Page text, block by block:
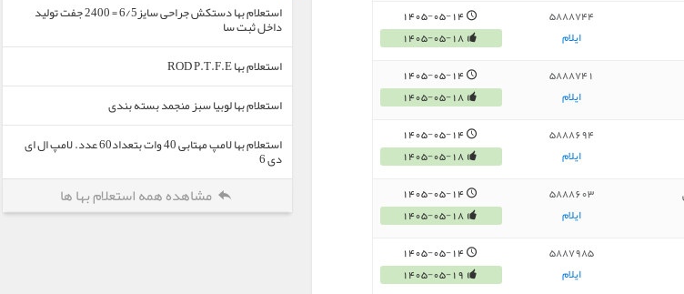
5888744
ایلام
1405-05-14
1405-05-18
5888741
ایلام
1405-05-14
1405-05-18
5888694
ایلام
1405-05-14
1405-05-18
5888603
ایلام
1405-05-14
1405-05-18
5887985
ایلام
1405-05-14
1405-05-19
استعلام بها دستکش جراحی سایز6/5 = 2400 جفت تولید
داخل ثبت سا
استعلام بها ROD P.T.F.E
استعلام بها لوبیا سبز منجمد بسته بندی
استعلام بها لامپ مهتابی 40 وات بتعداد60 عدد. لامپ ال ای
دی 6
مشاهده همه استعلام بها ها